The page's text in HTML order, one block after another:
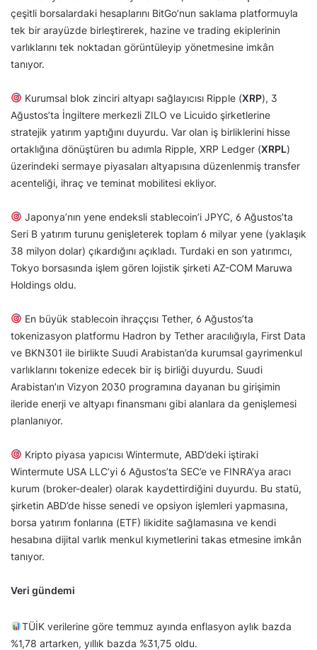
çeşitli borsalardaki hesaplarını BitGo’nun saklama platformuyla
tek bir arayüzde birleştirerek, hazine ve trading ekiplerinin
varlıklarını tek noktadan görüntüleyip yönetmesine imkân
tanıyor.
Kurumsal blok zinciri altyapı sağlayıcısı Ripple (XRP), 3
Ağustos’ta İngiltere merkezli ZILO ve Licuido şirketlerine
stratejik yatırım yaptığını duyurdu. Var olan iş birliklerini hisse
ortaklığına dönüştüren bu adımla Ripple, XRP Ledger (XRPL)
üzerindeki sermaye piyasaları altyapısına düzenlenmiş transfer
acenteliği, ihraç ve teminat mobilitesi ekliyor.
Japonya’nın yene endeksli stablecoin’i JPYC, 6 Ağustos’ta
Seri B yatırım turunu genişleterek toplam 6 milyar yene (yaklaşık
38 milyon dolar) çıkardığını açıkladı. Turdaki en son yatırımcı,
Tokyo borsasında işlem gören lojistik şirketi AZ-COM Maruwa
Holdings oldu.
En büyük stablecoin ihraççısı Tether, 6 Ağustos’ta
tokenizasyon platformu Hadron by Tether aracılığıyla, First Data
ve BKN301 ile birlikte Suudi Arabistan’da kurumsal gayrimenkul
varlıklarını tokenize edecek bir iş birliği duyurdu. Suudi
Arabistan’ın Vizyon 2030 programına dayanan bu girişimin
ileride enerji ve altyapı finansmanı gibi alanlara da genişlemesi
planlanıyor.
Kripto piyasa yapıcısı Wintermute, ABD’deki iştiraki
Wintermute USA LLC’yi 6 Ağustos’ta SEC’e ve FINRA’ya aracı
kurum (broker-dealer) olarak kaydettirdiğini duyurdu. Bu statü,
şirketin ABD’de hisse senedi ve opsiyon işlemleri yapmasına,
borsa yatırım fonlarına (ETF) likidite sağlamasına ve kendi
hesabına dijital varlık menkul kıymetlerini takas etmesine imkân
tanıyor.
Veri gündemi
TÜİK verilerine göre temmuz ayında enflasyon aylık bazda
%1,78 artarken, yıllık bazda %31,75 oldu.